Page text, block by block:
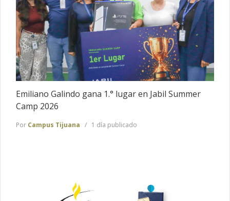
Emiliano Galindo gana 1.° lugar en Jabil Summer
Camp 2026
Por Campus Tijuana 1 día publicado